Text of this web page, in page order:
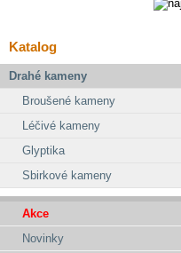
Katalog
Drahé kameny
Broušené kameny
Léčivé kameny
Glyptika
Sbirkové kameny
Akce
Novinky